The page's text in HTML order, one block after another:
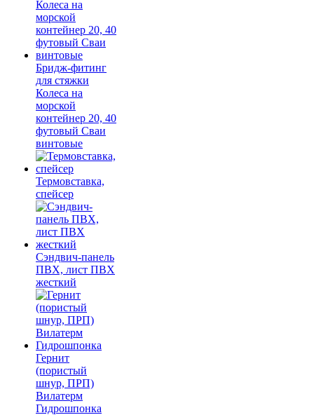
Бридж-фитинг
для стяжки
Колеса на
морской
контейнер 20, 40
футовый Сваи
винтовые
Термовставка,
спейсер
Сэндвич-панель
ПВХ, лист ПВХ
жесткий
Гернит
(пористый
шнур, ПРП)
Вилатерм
Гидрошпонка